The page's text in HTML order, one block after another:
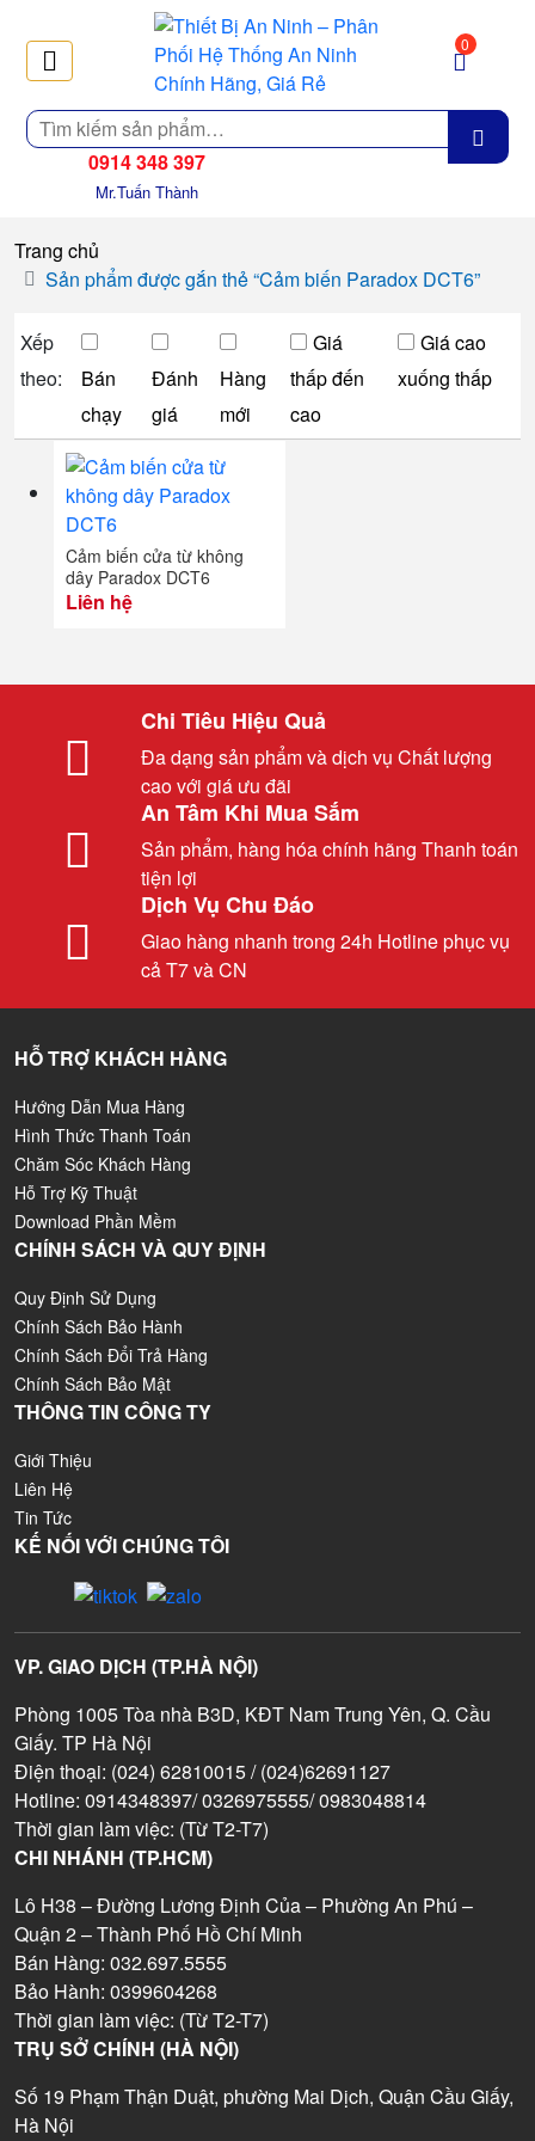
Tìm
kiếm
0
0914 348 397
Mr.Tuấn Thành
Trang chủ
Sản phẩm được gắn thẻ “Cảm biến Paradox DCT6”
Xếp
theo:
Bán
chạy
Đánh
giá
Hàng
mới
Giá
thấp đến
cao
Giá cao
xuống thấp
Cảm biến cửa từ không
dây Paradox DCT6
Liên hệ
Chi Tiêu Hiệu Quả
Đa dạng sản phẩm và dịch vụ Chất lượng
cao với giá ưu đãi
An Tâm Khi Mua Sắm
Sản phẩm, hàng hóa chính hãng Thanh toán
tiện lợi
Dịch Vụ Chu Đáo
Giao hàng nhanh trong 24h Hotline phục vụ
cả T7 và CN
HỖ TRỢ KHÁCH HÀNG
Hướng Dẫn Mua Hàng
Hình Thức Thanh Toán
Chăm Sóc Khách Hàng
Hỗ Trợ Kỹ Thuật
Download Phần Mềm
CHÍNH SÁCH VÀ QUY ĐỊNH
Quy Định Sử Dụng
Chính Sách Bảo Hành
Chính Sách Đổi Trả Hàng
Chính Sách Bảo Mật
THÔNG TIN CÔNG TY
Giới Thiệu
Liên Hệ
Tin Tức
KẾ NỐI VỚI CHÚNG TÔI
VP. GIAO DỊCH (TP.HÀ NỘI)
Phòng 1005 Tòa nhà B3D, KĐT Nam Trung Yên, Q. Cầu
Giấy. TP Hà Nội
Điện thoại: (024) 62810015 / (024)62691127
Hotline: 0914348397/ 0326975555/ 0983048814
Thời gian làm việc: (Từ T2-T7)
CHI NHÁNH (TP.HCM)
Lô H38 – Đường Lương Định Của – Phường An Phú –
Quận 2 – Thành Phố Hồ Chí Minh
Bán Hàng: 032.697.5555
Bảo Hành: 0399604268
Thời gian làm việc: (Từ T2-T7)
TRỤ SỞ CHÍNH (HÀ NỘI)
Số 19 Phạm Thận Duật, phường Mai Dịch, Quận Cầu Giấy,
Hà Nội